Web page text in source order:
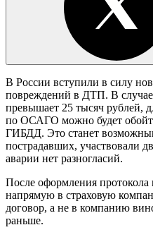
В России вступили в силу
повреждений в ДТП. В
превышает 25 тысяч рублей,
по ОСАГО можно будет
ГИБДД. Это станет
пострадавших, участвовали
аварии нет разногласий.
После оформления
напрямую в страховую
договор, а не в компанию
раньше.